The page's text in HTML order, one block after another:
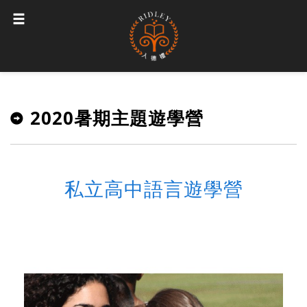
2020暑期主題遊學營
私立高中語言遊學營